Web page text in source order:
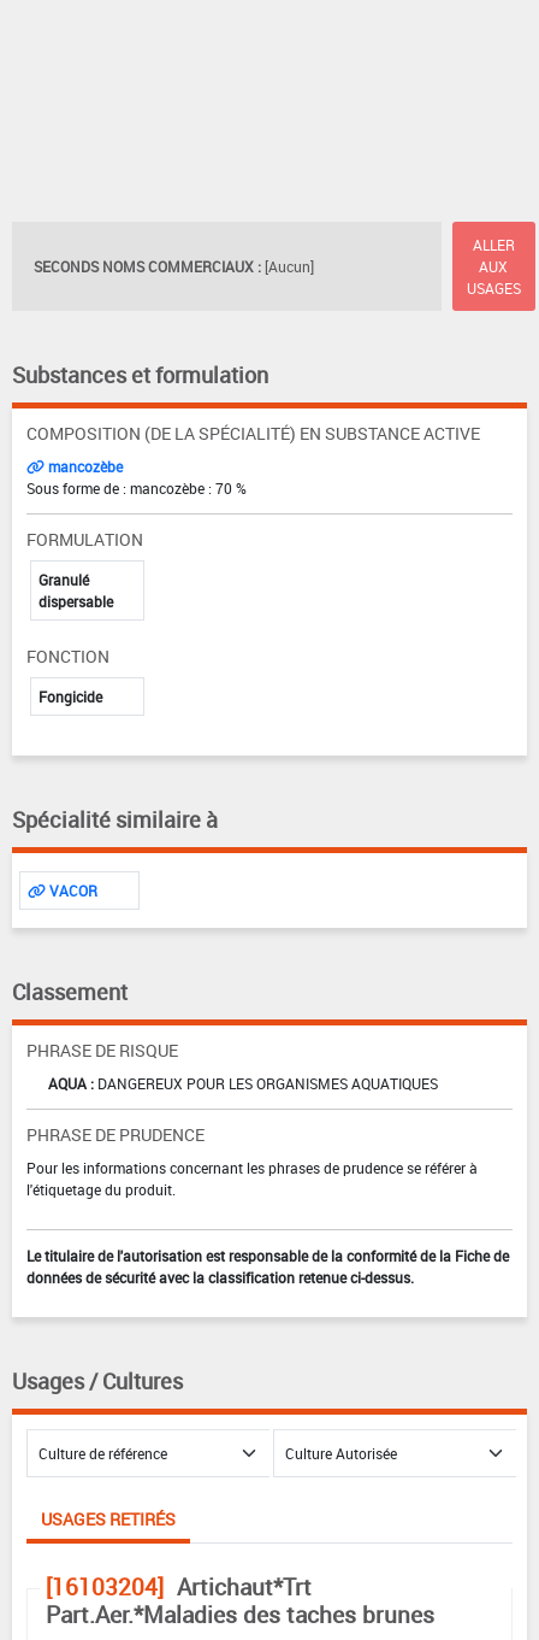
SECONDS NOMS COMMERCIAUX : [Aucun]
ALLER
AUX
USAGES
Substances et formulation
COMPOSITION (DE LA SPÉCIALITÉ) EN SUBSTANCE ACTIVE
mancozèbe
Sous forme de : mancozèbe : 70 %
FORMULATION
Granulé
dispersable
FONCTION
Fongicide
Spécialité similaire à
VACOR
Classement
PHRASE DE RISQUE
AQUA : DANGEREUX POUR LES ORGANISMES AQUATIQUES
PHRASE DE PRUDENCE
Pour les informations concernant les phrases de prudence se référer à
l'étiquetage du produit.
Le titulaire de l'autorisation est responsable de la conformité de la Fiche de
données de sécurité avec la classification retenue ci-dessus.
Usages / Cultures
USAGES RETIRÉS
[16103204] Artichaut*Trt
Part.Aer.*Maladies des taches brunes